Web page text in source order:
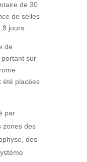
de 30
de selles
jours.
de
sur
été placées
par
zones des
des